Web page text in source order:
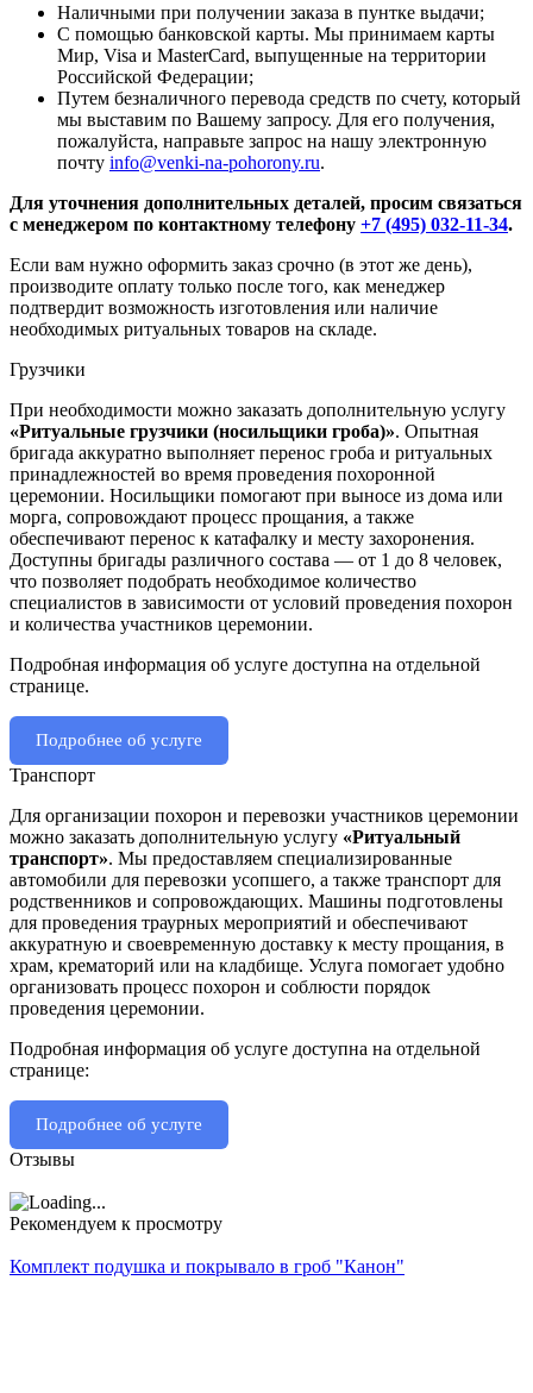
Наличными при получении заказа в пунтке выдачи;
С помощью банковской карты. Мы принимаем карты
Мир, Visa и MasterCard, выпущенные на территории
Российской Федерации;
Путем безналичного перевода средств по счету, который
мы выставим по Вашему запросу. Для его получения,
пожалуйста, направьте запрос на нашу электронную
почту info@venki-na-pohorony.ru.
Для уточнения дополнительных деталей, просим связаться
с менеджером по контактному телефону +7 (495) 032-11-34.
Если вам нужно оформить заказ срочно (в этот же день),
производите оплату только после того, как менеджер
подтвердит возможность изготовления или наличие
необходимых ритуальных товаров на складе.
Грузчики
При необходимости можно заказать дополнительную услугу
«Ритуальные грузчики (носильщики гроба)». Опытная
бригада аккуратно выполняет перенос гроба и ритуальных
принадлежностей во время проведения похоронной
церемонии. Носильщики помогают при выносе из дома или
морга, сопровождают процесс прощания, а также
обеспечивают перенос к катафалку и месту захоронения.
Доступны бригады различного состава — от 1 до 8 человек,
что позволяет подобрать необходимое количество
специалистов в зависимости от условий проведения похорон
и количества участников церемонии.
Подробная информация об услуге доступна на отдельной
странице.
Подробнее об услуге
Транспорт
Для организации похорон и перевозки участников церемонии
можно заказать дополнительную услугу «Ритуальный
транспорт». Мы предоставляем специализированные
автомобили для перевозки усопшего, а также транспорт для
родственников и сопровождающих. Машины подготовлены
для проведения траурных мероприятий и обеспечивают
аккуратную и своевременную доставку к месту прощания, в
храм, крематорий или на кладбище. Услуга помогает удобно
организовать процесс похорон и соблюсти порядок
проведения церемонии.
Подробная информация об услуге доступна на отдельной
странице:
Подробнее об услуге
Отзывы
Рекомендуем к просмотру
Комплект подушка и покрывало в гроб "Канон"